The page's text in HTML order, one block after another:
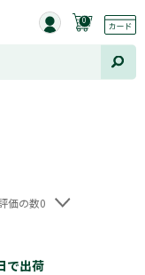
0
価の数0
で出荷